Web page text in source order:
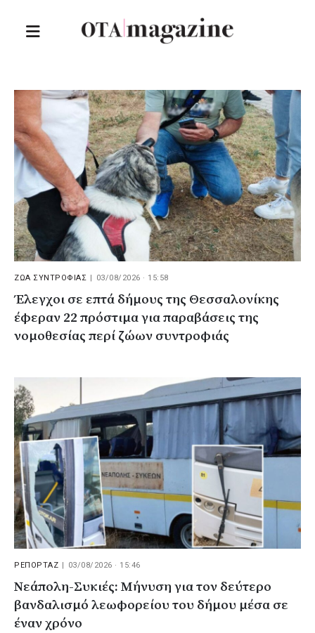
ΖΩΑ ΣΥΝΤΡΟΦΙΑΣ 03/08/2026 · 15:58
Έλεγχοι σε επτά δήμους της Θεσσαλονίκης
έφεραν 22 πρόστιμα για παραβάσεις της
νομοθεσίας περί ζώων συντροφιάς
ΡΕΠΟΡΤΑΖ 03/08/2026 · 15:46
Νεάπολη-Συκιές: Μήνυση για τον δεύτερο
βανδαλισμό λεωφορείου του δήμου μέσα σε
έναν χρόνο